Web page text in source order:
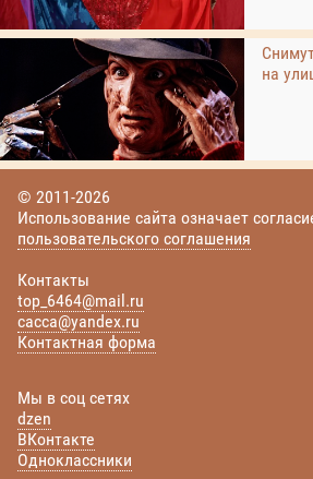
на
© 2011-2026
Использование сайта означает
пользовательского соглашения
Контакты
top_6464@mail.ru
cacca@yandex.ru
Контактная форма
Мы в соц сетях
dzen
ВКонтакте
Одноклассники